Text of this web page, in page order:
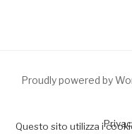
Proudly powered by
Questo sito utilizza i